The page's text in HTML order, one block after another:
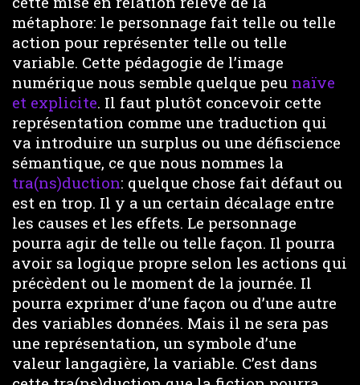
métaphore: le personnage fait telle ou telle
action pour représenter telle ou telle
variable. Cette pédagogie de l’image
numérique nous semble quelque peu naïve
et explicite. Il faut plutôt concevoir cette
représentation comme une traduction qui
va introduire un surplus ou une défiscience
sémantique, ce que nous nommes la
tra(ns)duction: quelque chose fait défaut ou
est en trop. Il y a un certain décalage entre
les causes et les effets. Le personnage
pourra agir de telle ou telle façon. Il pourra
avoir sa logique propre selon les actions qui
précèdent ou le moment de la journée. Il
pourra exprimer d’une façon ou d’une autre
des variables données. Mais il ne sera pas
une représentation, un symbole d’une
valeur langagière, la variable. C’est dans